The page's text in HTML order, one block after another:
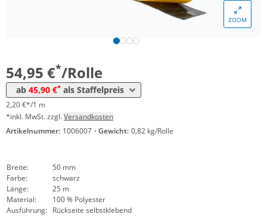
ZOOM
54,95 €*/Rolle
ab 45,90 €* als Staffelpreis
2,20 €*/1 m
*inkl. MwSt. zzgl.Versandkosten
Artikelnummer: 1006007 · Gewicht: 0,82 kg/Rolle
Breite:
50 mm
Farbe:
schwarz
Länge:
25 m
Material:
100 % Polyester
Ausführung: Rückseite selbstklebend